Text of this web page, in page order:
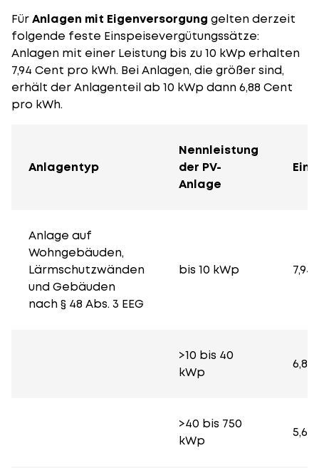
FürAnlagen mit Eigenversorgung gelten derzeit
folgende feste Einspeisevergütungssätze:
Anlagen mit einer Leistung bis zu 10 kWp erhalten
7,94 Cent pro kWh. Bei Anlagen, die größer sind,
erhält der Anlagenteil ab 10 kWp dann 6,88 Cent
pro kWh.
Anlagentyp
Nennleistung
der PV-
Anlage
Anlage auf
Wohngebäuden,
Lärmschutzwänden
und Gebäuden
nach § 48 Abs. 3 EEG
bis 10 kWp
>10 bis 40
kWp
>40 bis 750
kWp